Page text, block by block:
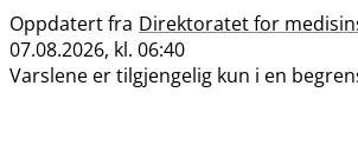
Oppdatert fra Direktoratet for
07.08.2026, kl. 06:40
Varslene er tilgjengelig kun i en